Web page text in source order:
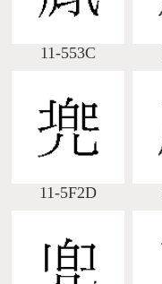
11-553C
11-5F2D